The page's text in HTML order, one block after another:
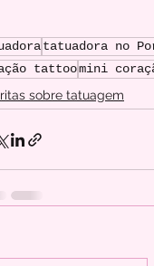
tatuadora no
tattoomini
sobre tatuagem